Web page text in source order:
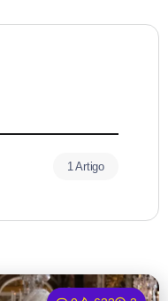
1 Artigo